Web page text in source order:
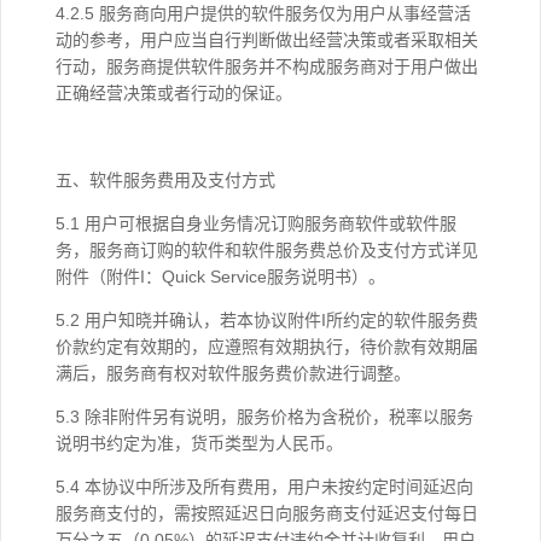
4.2.5 服务商向用户提供的软件服务仅为用户从事经营活
动的参考，用户应当自行判断做出经营决策或者采取相关
行动，服务商提供软件服务并不构成服务商对于用户做出
正确经营决策或者行动的保证。
五、软件服务费用及支付方式
5.1 用户可根据自身业务情况订购服务商软件或软件服
务，服务商订购的软件和软件服务费总价及支付方式详见
附件（附件I：Quick Service服务说明书）。
5.2 用户知晓并确认，若本协议附件I所约定的软件服务费
价款约定有效期的，应遵照有效期执行，待价款有效期届
满后，服务商有权对软件服务费价款进行调整。
5.3 除非附件另有说明，服务价格为含税价，税率以服务
说明书约定为准，货币类型为人民币。
5.4 本协议中所涉及所有费用，用户未按约定时间延迟向
服务商支付的，需按照延迟日向服务商支付延迟支付每日